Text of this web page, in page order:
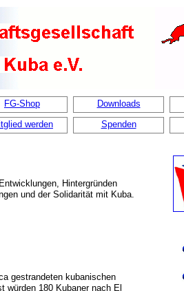
FG-Shop Downloads
werden Spenden
Hintergründen
und der Solidarität mit Kuba.
gestrandeten kubanischen
würden 180 Kubaner nach El